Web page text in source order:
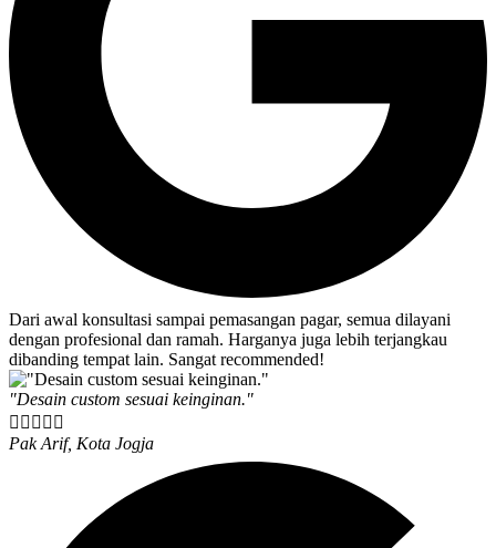
Dari awal konsultasi sampai pemasangan pagar, semua dilayani
dengan profesional dan ramah. Harganya juga lebih terjangkau
dibanding tempat lain. Sangat recommended!
"Desain custom sesuai keinginan."
    
Pak Arif, Kota Jogja